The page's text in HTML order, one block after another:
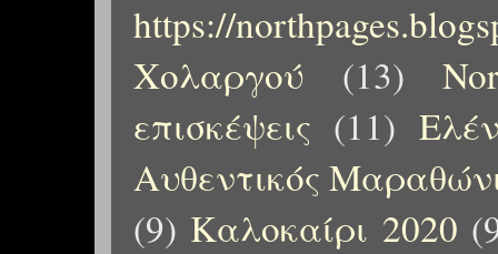
https://
Χολαργού
(13)
επισκέψεις (11)
Αυθεντικός
(9) Καλοκαίρι 2020